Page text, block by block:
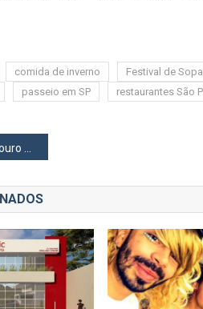
comida de inverno Festival de
passeio em SP restaurantes São
de Karatê